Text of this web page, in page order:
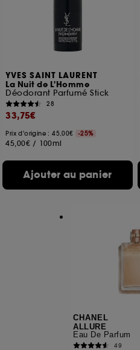
YVES SAINT LAURENT
La Nuit de L'Homme
Déodorant Parfumé Stick
28
33,75€
Prix d'origine : 45,00€ -25%
45,00€ / 100ml
Ajouter au panier
CHANEL
ALLURE
Eau De Parfum
49